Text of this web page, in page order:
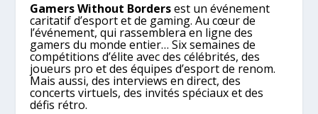
Gamers Without Bordersest un événement
caritatif d’esport et de gaming. Au cœur de
l’événement, qui rassemblera en ligne des
gamers du monde entier… Six semaines de
compétitions d’élite avec des célébrités, des
joueurs pro et des équipes d’esport de renom.
Mais aussi, des interviews en direct, des
concerts virtuels, des invités spéciaux et des
défis rétro.